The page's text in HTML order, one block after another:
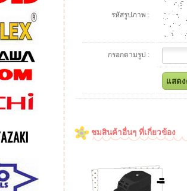
รหัสรูปภาพ :
กรอกตามรูป :
ชมสินค้าอื่นๆ ที่เกี่ยวข้อง